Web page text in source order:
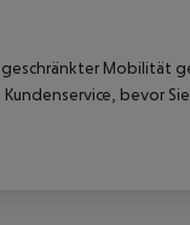
Mobilität
bevor